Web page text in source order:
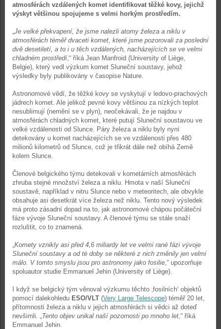
atmosférách vzdálených komet identifikovat těžké kovy, jejichž
výskyt většinou spojujeme s velmi horkým prostředím.
„Je velké překvapení, že jsme nalezli atomy železa a niklu v
atmosférách téměř dvaceti komet, které jsme pozorovali za poslední
dvě desetiletí, a to i u těch vzdálených, nacházejících se ve velmi
chladném prostředí,“ říká Jean Manfroid (University of Liège,
Belgie), který vedl výzkum komet Sluneční soustavy, jehož
výsledky byly publikovány v časopise Nature.
Astronomové vědí, že těžké kovy se vyskytují v ledovo-prachových
jádrech komet. Ale jelikož pevné kovy většinou za nízkých teplot
nesublimují (nemění se v plyn), neočekávali, že je najdou v
atmosférách chladných komet, které putují Sluneční soustavou ve
velké vzdálenosti od Slunce. Páry železa a niklu byly nyní
detekovány u komet nacházejících se ve vzdálenosti přes 480
milionů kilometrů od Slunce, což je třikrát dále než obíhá Země
kolem Slunce.
Členové belgického týmu detekovali v kometárních atmosférách
zhruba stejné množství železa a niklu. Hmota v naší Sluneční
soustavě, například v nitru Slunce nebo v meteoritech, ale obvykle
obsahuje asi desetkrát více železa než niklu. Tento nový výsledek
má proto zásadní dopad na to, jak astronomové chápou počáteční
fáze vývoje Sluneční soustavy. A členové týmu se stále snaží
rozluštit, co to znamená.
„Komety vznikly asi před 4,6 miliardy let ve velmi rané fázi vývoje
Sluneční soustavy a od té doby se některé z nich změnily jen velmi
málo. V tomto smyslu jsou pro astronomy jako fosilie,“ upozorňuje
spoluautor studie Emmanuel Jehin (University of Liège).
I když se belgický tým věnoval výzkumu těchto ‚fosilních‘ objektů
pomocí dalekohledu ESO/VLT (Very Large Telescope) téměř 20 let,
přítomnosti železa a niklu v jejich atmosférách si vědci až doteď
nevšimli. „Tento objev unikal naší pozornosti po mnoho let,“ říká
Emmanuel Jehin.